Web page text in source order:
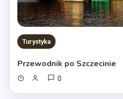
Turystyka
Przewodnik po Szczecinie
0